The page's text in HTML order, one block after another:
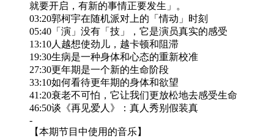
就要开启，有新的事情正要发生」。
03:20郭柯宇在随机派对上的「情动」时刻
05:40「演」没有「技」，它是演员真实的感受
13:10人越想使劲儿，越卡顿和阻滞
19:30生病是一种身体和心态的重新校准
27:30更年期是一个新的生命阶段
33:10如何看待更年期的身体和欲望
41:20衰老不可怕，它让我们更放松地去感受生命
46:50谈《再见爱人》：真人秀别假装真
-
【本期节目中使用的音乐】